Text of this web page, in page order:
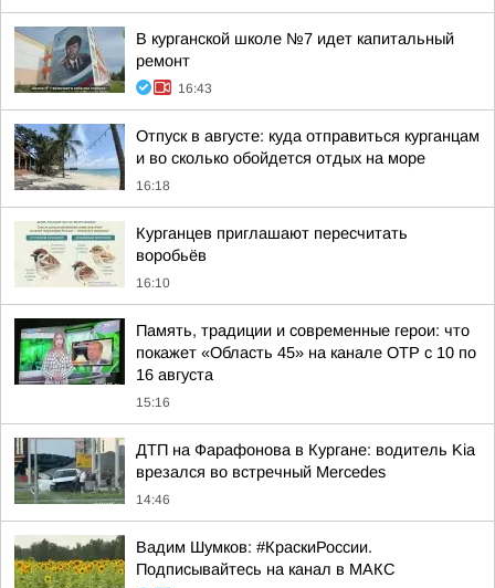
В курганской школе №7 идет капитальный
ремонт
16:43
Отпуск в августе: куда отправиться курганцам
и во сколько обойдется отдых на море
16:18
Курганцев приглашают пересчитать
воробьёв
16:10
Память, традиции и современные герои: что
покажет «Область 45» на канале ОТР с 10 по
16 августа
15:16
ДТП на Фарафонова в Кургане: водитель Kia
врезался во встречный Mercedes
14:46
Вадим Шумков: #КраскиРоссии.
Подписывайтесь на канал в МАКС